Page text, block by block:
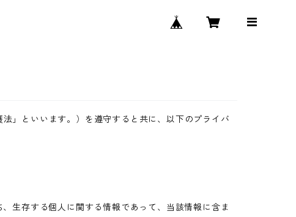
」といいます。）を遵守すると共に、以下のプライバ
生存する個人に関する情報であって、当該情報に含ま